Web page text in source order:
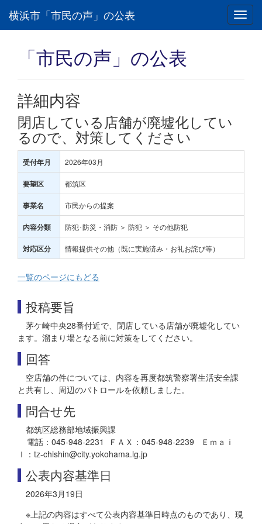
横浜市「市民の声」の公表
「市民の声」の公表
詳細内容
閉店している店舗が廃墟化してい
るので、対策してください
受付年月 2026年03月
要望区 都筑区
事業名 市民からの提案
内容分類 防犯･防災・消防 ＞ 防犯 ＞ その他防犯
対応区分 情報提供その他（既に実施済み・お礼お詫び等）
一覧のページにもどる
投稿要旨
茅ケ崎中央28番付近で、閉店している店舗が廃墟化してい
ます。溜まり場となる前に対策をしてください。
回答
空店舗の件については、内容を再度都筑警察署生活安全課
と共有し、周辺のパトロールを依頼しました。
問合せ先
都筑区総務部地域振興課
電話：045-948-2231 ＦＡＸ：045-948-2239 Ｅｍａｉ
ｌ：tz-chishin@city.yokohama.lg.jp
公表内容基準日
2026年3月19日
※上記の内容はすべて公表内容基準日時点のものであり、現